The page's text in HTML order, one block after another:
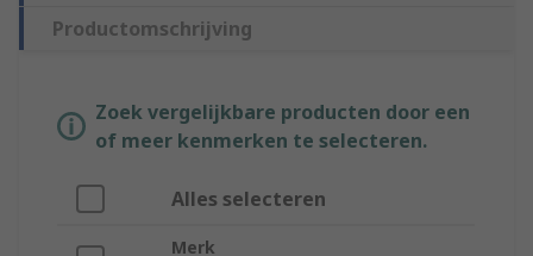
Productomschrijving
Zoek vergelijkbare producten door een
of meer kenmerken te selecteren.
Alles selecteren
Merk